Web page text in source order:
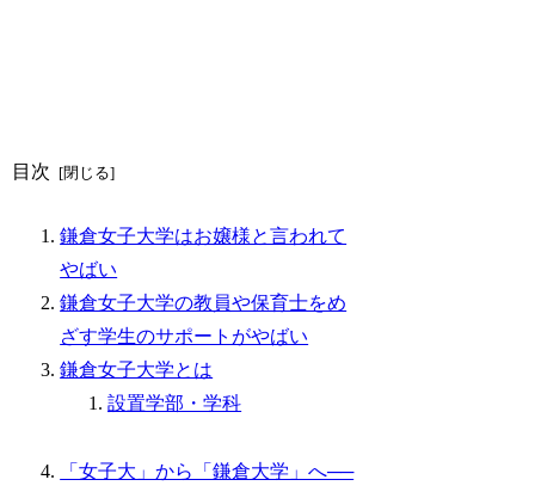
目次
鎌倉女子大学はお嬢様と言われて
やばい
鎌倉女子大学の教員や保育士をめ
ざす学生のサポートがやばい
鎌倉女子大学とは
設置学部・学科
「女子大」から「鎌倉大学」へ──